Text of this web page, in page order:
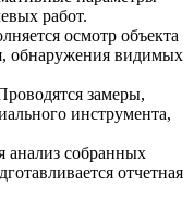
работ.
осмотр объекта
обнаружения видимых
замеры,
инструмента,
анализ собранных
отчетная